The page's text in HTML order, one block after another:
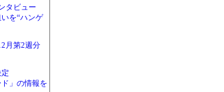
タビュー
を“ハンゲ
月第2週分
」の情報を